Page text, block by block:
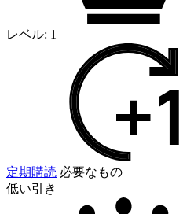
レベル: 1
定期購読 必要なもの
低い引き